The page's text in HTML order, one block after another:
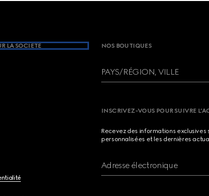
LA SOCIETE NOS BOUTIQUES
PAYS/RÉGION, VILLE
INSCRIVEZ-VOUS POUR SUIVRE
Recevez des informations
personnalisées et les dernières
Adresse électronique